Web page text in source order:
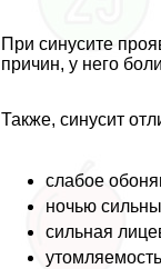
При синусите
причин, у него
Также, синусит
слабое
ночью
сильная